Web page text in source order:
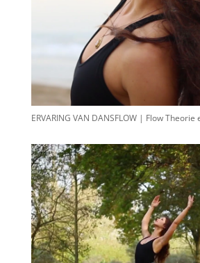
ERVARING VAN DANSFLOW | Flow Theorie